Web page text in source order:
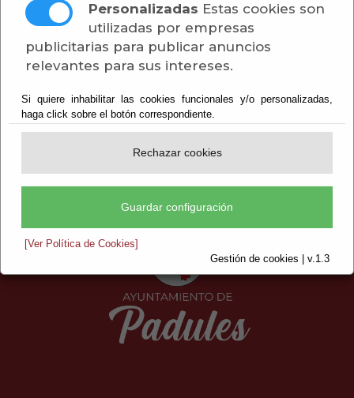
Personalizadas Estas cookies son
utilizadas por empresas
publicitarias para publicar anuncios
relevantes para sus intereses.
Si quiere inhabilitar las cookies funcionales y/o personalizadas,
haga click sobre el botón correspondiente.
Rechazar cookies
Guardar configuración
[Ver Política de Cookies]
Gestión de cookies | v.1.3